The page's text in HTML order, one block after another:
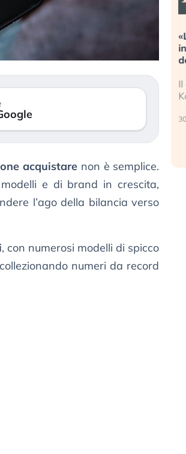
acquistare non è semplice.
e di brand in crescita,
l’ago della bilancia verso
, con numerosi modelli di spicco
numeri da record
«La mia vita è rovinata». Investitori
della bolla AI
Kospi, mentre gli investitori retail (…)
30 luglio 2026